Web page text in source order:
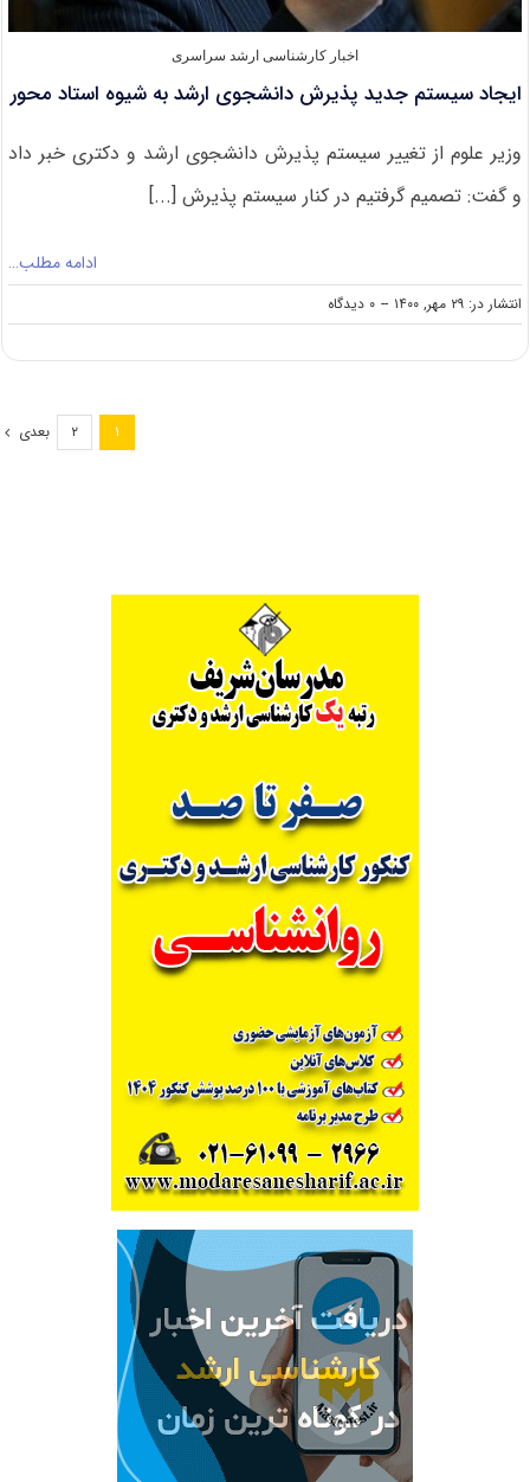
اخبار کارشناسی ارشد سراسری
ایجاد سیستم جدید پذیرش دانشجوی ارشد به شیوه استاد محور
وزیر علوم از تغییر سیستم پذیرش دانشجوی ارشد و دکتری خبر داد
و گفت: تصمیم گرفتیم در کنار سیستم پذیرش [...]
ادامه مطلب…
انتشار در: ۲۹ مهر, ۱۴۰۰ -- ۰ دیدگاه
on
ایجاد
۱ ۲ بعدی